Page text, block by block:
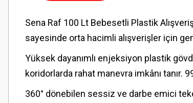
Sena Raf 100 Lt Bebesetli Plastik
sayesinde orta hacimli alışverişler için
Yüksek dayanımlı enjeksiyon plastik
koridorlarda rahat manevra imkânı tanır.
360° dönebilen sessiz ve darbe emici